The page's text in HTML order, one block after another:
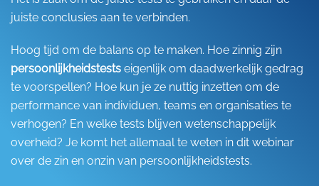
juiste conclusies aan te verbinden.
Hoog tijd om de balans op te maken. Hoe zinnig zijn
persoonlijkheidstests eigenlijk om daadwerkelijk gedrag
te voorspellen? Hoe kun je ze nuttig inzetten om de
performance van individuen, teams en organisaties te
verhogen? En welke tests blijven wetenschappelijk
overheid? Je komt het allemaal te weten in dit webinar
over de zin en onzin van persoonlijkheidstests.